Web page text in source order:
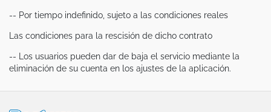
-- Por tiempo indefinido, sujeto a las condiciones reales
Las condiciones para la rescisión de dicho contrato
-- Los usuarios pueden dar de baja el servicio mediante la
eliminación de su cuenta en los ajustes de la aplicación.